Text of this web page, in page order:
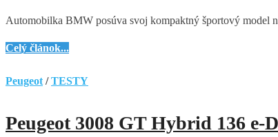
Automobilka BMW posúva svoj kompaktný športový
BMW
prvýkrát
všetkých
Celý článok...
Peugeot /TESTY
Peugeot 3008 GT Hybrid 136 e-